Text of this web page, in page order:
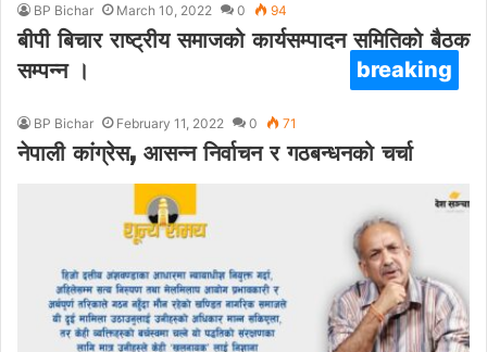
BP Bichar March 10, 2022 0 94
बीपी बिचार राष्ट्रीय समाजको कार्यसम्पादन समितिको बैठक
सम्पन्न ।
breaking
BP Bichar February 11, 2022 0 71
नेपाली कांग्रेस, आसन्न निर्वाचन र गठबन्धनको चर्चा